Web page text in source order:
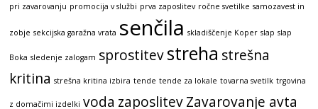
pri zavarovanju promocija v službi prva zaposlitev ročne svetilke samozavest in
zobje sekcijska garažna vrata senčila skladiščenje Koper slap slap
Boka sledenje zalogam sprostitevstreha strešna
kritina strešna kritina izbira tende tende za lokale tovarna svetilk trgovina
z domačimi izdelki voda zaposlitevZavarovanje avta